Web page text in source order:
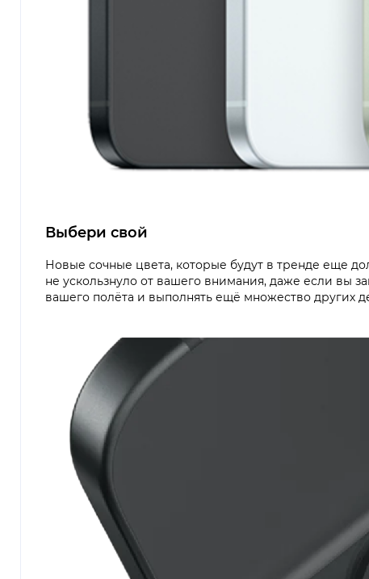
Выбери свой
Новые сочные цвета, которые будут в тренде еще
не ускользнуло от вашего внимания, даже если вы
вашего полёта и выполнять ещё множество других